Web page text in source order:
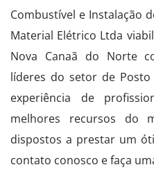
Combustível e Instalação
Material Elétrico Ltda
Nova Canaã do Norte
líderes do setor de
experiência de
melhores recursos do
dispostos a prestar um
contato conosco e faça